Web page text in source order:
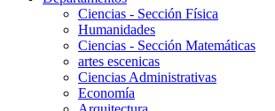
Ciencias - Sección Física
Humanidades
Ciencias - Sección Matemáticas
artes escenicas
Ciencias Administrativas
Economía